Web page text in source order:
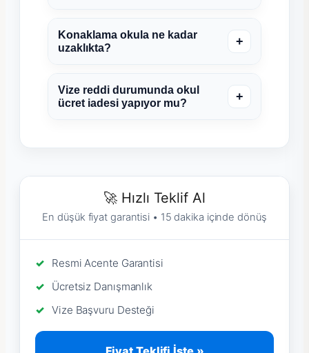
Konaklama okula ne kadar
uzaklıkta?
+
Vize reddi durumunda okul
ücret iadesi yapıyor mu?
+
🚀 Hızlı Teklif Al
En düşük fiyat garantisi • 15 dakika içinde dönüş
Resmi Acente Garantisi
Ücretsiz Danışmanlık
Vize Başvuru Desteği